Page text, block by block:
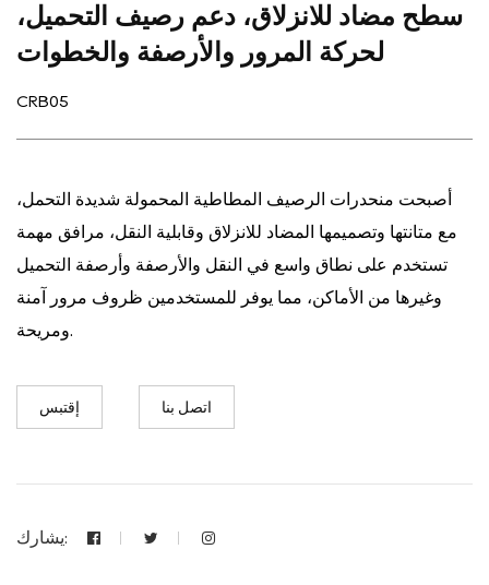
سطح مضاد للانزلاق، دعم رصيف التحميل،
لحركة المرور والأرصفة والخطوات
CRB05
أصبحت منحدرات الرصيف المطاطية المحمولة شديدة التحمل،
مع متانتها وتصميمها المضاد للانزلاق وقابلية النقل، مرافق مهمة
تستخدم على نطاق واسع في النقل والأرصفة وأرصفة التحميل
وغيرها من الأماكن، مما يوفر للمستخدمين ظروف مرور آمنة
ومريحة.
إقتبس اتصل بنا
يشارك: